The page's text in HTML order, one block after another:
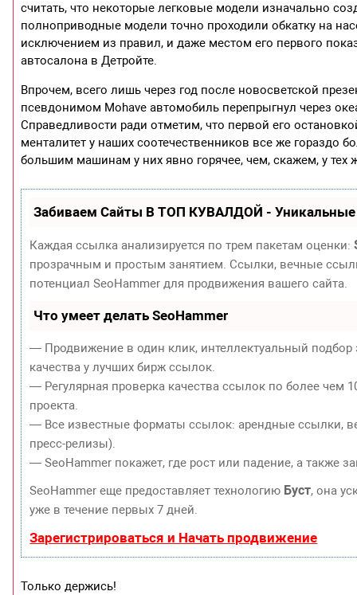
считать, что некоторые легковые модели изначально
полноприводные модели точно проходили обкатку на
исключением из правил, и даже местом его первого
автосалона в Детройте.
Впрочем, всего лишь через год после новосветской
псевдонимом Mohave автомобиль перепрыгнул через
Справедливости ради отметим, что первой его
менталитет у наших соотечественников все же гораздо
большим машинам у них явно горячее, чем, скажем, у тех
Забиваем Сайты В ТОП КУВАЛДОЙ - Уникальные
Каждая ссылка анализируется по трем пакетам оценки:
прозрачным и простым занятием. Ссылки, вечные
потенциал SeoHammer для продвижения вашего сайта.
Что умеет делать SeoHammer
— Продвижение в один клик, интеллектуальный
качества у лучших бирж ссылок.
— Регулярная проверка качества ссылок по более чем
проекта.
— Все известные форматы ссылок: арендные ссылки,
пресс-релизы).
— SeoHammer покажет, где рост или падение, а также
SeoHammer еще предоставляет технологию Буст, она
уже в течение первых 7 дней.
Зарегистрироваться и Начать продвижение
Только держись!